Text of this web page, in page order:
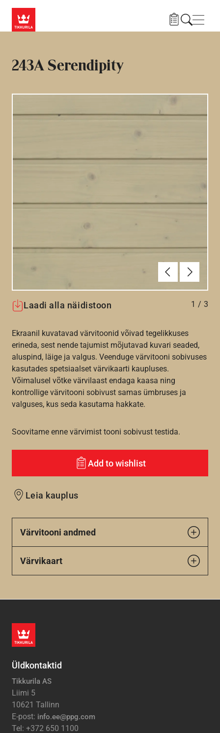
243A Serendipity
Eelmine
Laadi alla näidistoon 1 / 3
Ekraanil kuvatavad värvitoonid võivad tegelikkuses
erineda, sest nende tajumist mõjutavad kuvari seaded,
aluspind, läige ja valgus. Veenduge värvitooni sobivuses
kasutades spetsiaalset värvikaarti kaupluses.
Võimalusel võtke värvilaast endaga kaasa ning
kontrollige värvitooni sobivust samas ümbruses ja
valguses, kus seda kasutama hakkate.
Soovitame enne värvimist tooni sobivust testida.
Add to wishlist
Leia kauplus
Värvitooni andmed
Värvikaart
Üldkontaktid
Tikkurila AS
Liimi 5
10621 Tallinn
E-post: info.ee@ppg.com
Tel: +372 650 1100